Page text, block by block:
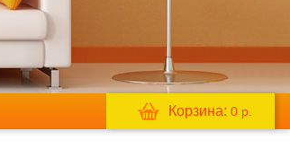
Корзина: 0 р.